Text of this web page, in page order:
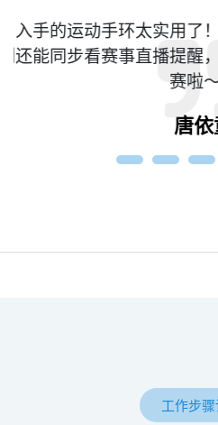
入手的运动手环太实用了
还能同步看赛事直播提醒
赛啦
唐依
工作步